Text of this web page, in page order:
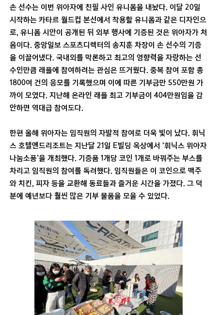
손 선수는 이번 위아자에 친필 사인 유니폼을 내놨다. 이달 20일
시작하는 카타르 월드컵 본선에서 착용할 유니폼과 같은 디자인으
로, 유니폼 시안이 공개된 뒤 외부 행사에 기증된 것은 위아자가 처
음이다. 중앙일보 스포츠디렉터의 송지훈 차장이 손 선수의 기증
을 이끌어냈다. 국내외를 막론하고 최고의 영향력을 자랑하는 선
수인만큼 래플에 참여하려는 관심은 뜨거웠다. 중복 참여 포함 총
1800여 건의 응모를 기록했으며 이에 따른 기부금만 550만원 가
까이 모였다. 지난해 온라인 래플 최고 기부금이 404만원임을 감
안하면 역대급 참여도다.
한편 올해 위아자는 임직원의 자발적 참여로 더욱 빛이 났다. 휘닉
스 호텔앤드리조트는 지난달 21일 E빌딩 옥상에서 ‘휘닉스 위아자
나눔소풍’을 개최했다. 기증품 1개당 코인 1개로 바꿔주는 부스를
차리고 임직원의 참여를 독려했다. 임직원들은 이 코인으로 맥주
와 치킨, 피자 등을 교환해 동료들과 즐거운 시간을 가졌다. 그 덕
분에 예년보다 훨씬 많은 기부 물품을 모을 수 있었다.